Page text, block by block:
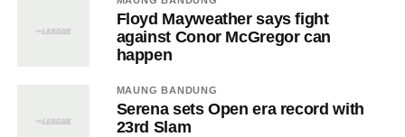
Floyd Mayweather says fight
against Conor McGregor can
happen
MAUNG BANDUNG
Serena sets Open era record with
23rd Slam